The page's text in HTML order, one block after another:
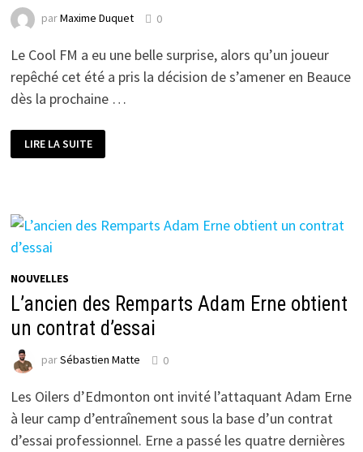
parMaxime Duquet 0
Le Cool FM a eu une belle surprise, alors qu’un joueur
repêché cet été a pris la décision de s’amener en Beauce
dès la prochaine …
DÉFENSEUR
FORMAT
GEORGES
LIRE LA SUITE
NOUVELLES
L’ancien des Remparts Adam Erne obtient
un contrat d’essai
parSébastien Matte 0
Les Oilers d’Edmonton ont invité l’attaquant Adam Erne
à leur camp d’entraînement sous la base d’un contrat
d’essai professionnel. Erne a passé les quatre dernières